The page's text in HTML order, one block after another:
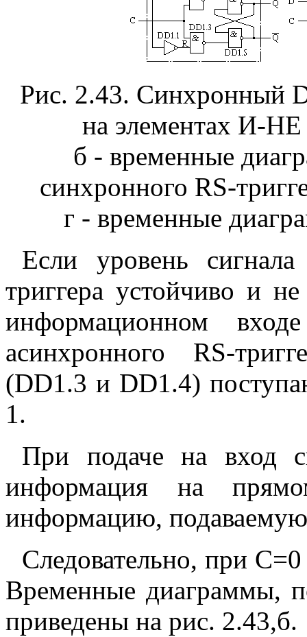
Рис. 2.43. Синхронный
на элементах И-НЕ
б - временные
синхронного RS-
г - временные
Если уровень
триггера устойчиво и
информационном
асинхронного RS-
(DD1.3 и DD1.4)
1.
При подаче на вход
информация на
информацию,
Следовательно, при
Временные диаграммы,
приведены на рис. 2.43,б.